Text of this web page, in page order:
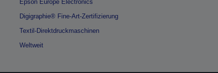
Epson Europe Electronics
Digigraphie® Fine-Art-Zertifizierung
Textil-Direktdruckmaschinen
Weltweit